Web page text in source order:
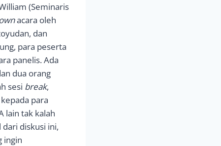
(Seminaris
acara oleh
dan
para peserta
panelis. Ada
dua orang
sesi break,
para
lain tak kalah
diskusi ini,
ingin